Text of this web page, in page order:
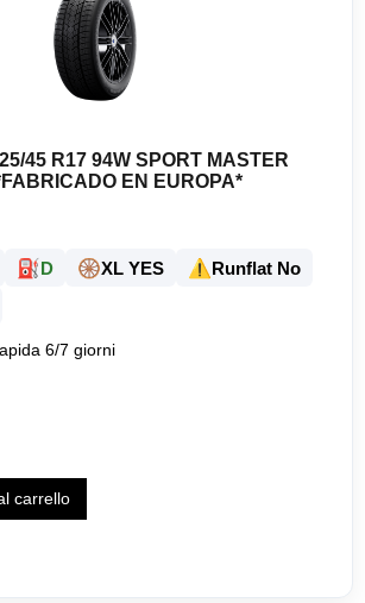
45 R17 94W SPORT MASTER
EN EUROPA*
⛽D 🛞XL YES ⚠️Runflat No
6/7 giorni
carrello